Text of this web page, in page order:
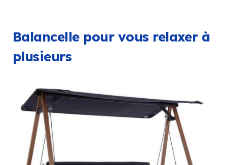
Balancelle pour vous relaxer à
plusieurs